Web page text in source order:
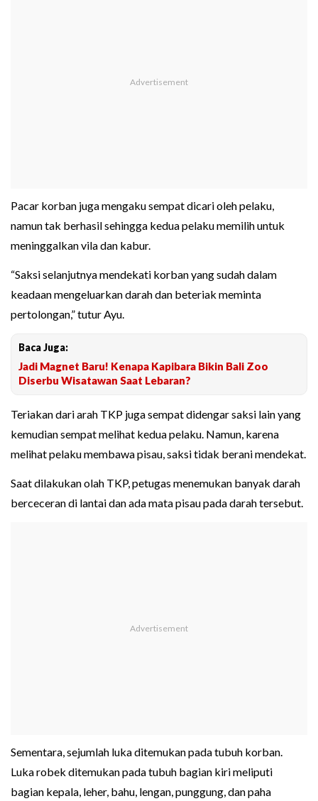
Pacar korban juga mengaku sempat dicari oleh pelaku,
namun tak berhasil sehingga kedua pelaku memilih untuk
meninggalkan vila dan kabur.
“Saksi selanjutnya mendekati korban yang sudah dalam
keadaan mengeluarkan darah dan beteriak meminta
pertolongan,” tutur Ayu.
Baca Juga:
Jadi Magnet Baru! Kenapa Kapibara Bikin Bali Zoo
Diserbu Wisatawan Saat Lebaran?
Teriakan dari arah TKP juga sempat didengar saksi lain yang
kemudian sempat melihat kedua pelaku. Namun, karena
melihat pelaku membawa pisau, saksi tidak berani mendekat.
Saat dilakukan olah TKP, petugas menemukan banyak darah
berceceran di lantai dan ada mata pisau pada darah tersebut.
Sementara, sejumlah luka ditemukan pada tubuh korban.
Luka robek ditemukan pada tubuh bagian kiri meliputi
bagian kepala, leher, bahu, lengan, punggung, dan paha